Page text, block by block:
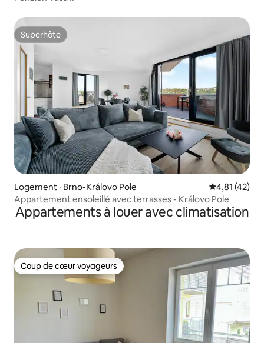
Superhôte
Superhôte
Logement · Brno-Královo Pole Note
4,81 (42)
Appartement ensoleillé avec terrasses - Královo Pole
Appartements à louer avec climatisation
Coup de cœur voyageurs
Coup de cœur voyageurs